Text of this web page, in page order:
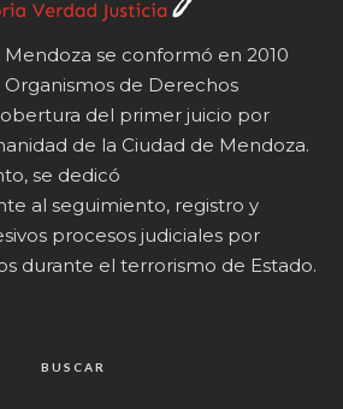
Mendoza se conformó en 2010
de Derechos
del primer juicio por
de la Ciudad de Mendoza.
se dedicó
al seguimiento, registro y
procesos judiciales por
durante el terrorismo de Estado.
BUSCAR